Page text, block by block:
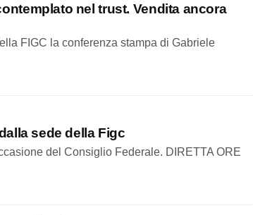
nel trust. Vendita ancora
FIGC la conferenza stampa di Gabriele
sede della Figc
del Consiglio Federale. DIRETTA ORE